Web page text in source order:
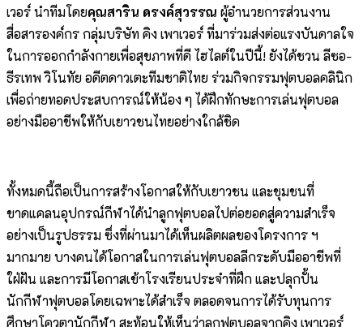
เวอร์ นำทีมโดยคุณสาริน ดรงค์สุวรรณ ผู้อำนวยการส่วนงาน
สื่อสารองค์กร กลุ่มบริษัท คิง เพาเวอร์ที่มาร่วมส่งต่อแรงบันดาลใจ
ในการออกกำลังกายเพื่อสุขภาพที่ดี ไฮไลต์ในปีนี้! ยังได้ชวน ลีซอ-
ธีรเทพ วิโนทัย อดีตดาวเตะทีมชาติไทย ร่วมกิจกรรมฟุตบอลคลินิก
เพื่อถ่ายทอดประสบการณ์ให้น้อง ๆ ได้ฝึกทักษะการเล่นฟุตบอล
อย่างมืออาชีพให้กับเยาวชนไทยอย่างใกล้ชิด
ทั้งหมดนี้ถือเป็นการสร้างโอกาสให้กับเยาวชน และชุมชนที่
ขาดแคลนอุปกรณ์กีฬาได้นำลูกฟุตบอลไปต่อยอดสู่ความสำเร็จ
อย่างเป็นรูปธรรม ซึ่งที่ผ่านมาได้เห็นผลิตผลของโครงการ ฯ
มากมาย บางคนได้โอกาสในการเล่นฟุตบอลลีกระดับมืออาชีพที่
ใฝ่ฝัน และการมีโอกาสเข้าโรงเรียนประจำที่ฝึก และปลุกปั้น
นักกีฬาฟุตบอลโดยเฉพาะได้สำเร็จ ตลอดจนการได้รับทุนการ
ศึกษาโควตานักกีฬา สะท้อนให้เห็นว่าลูกฟุตบอลจากคิง เพาเวอร์